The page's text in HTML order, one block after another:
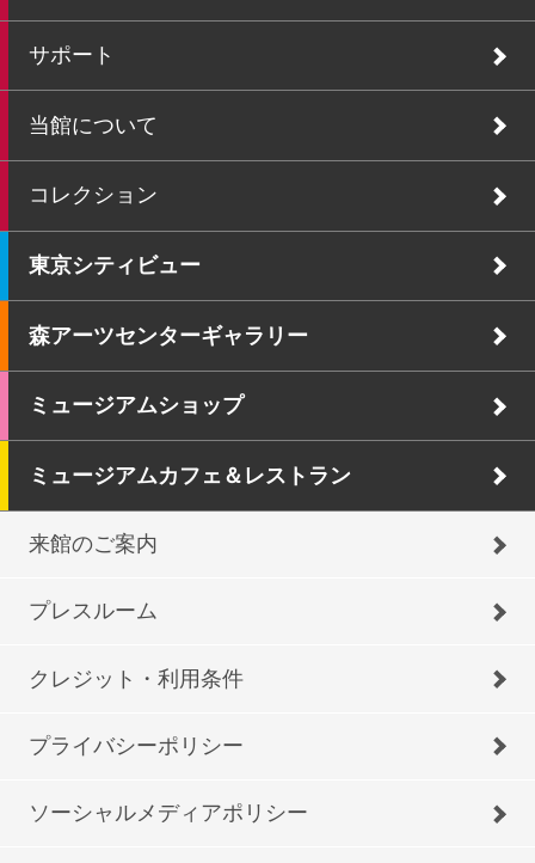
サポート
当館について
コレクション
東京シティビュー
森アーツセンターギャラリー
ミュージアムショップ
ミュージアムカフェ＆レストラン
来館のご案内
プレスルーム
クレジット・利用条件
プライバシーポリシー
ソーシャルメディアポリシー